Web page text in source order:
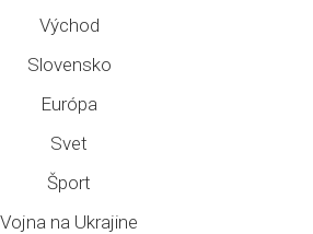
Východ
Slovensko
Európa
Svet
Šport
Vojna na Ukrajine